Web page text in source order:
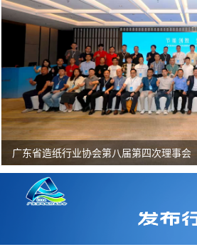
广东省造纸行业协会第八届第四次理事会